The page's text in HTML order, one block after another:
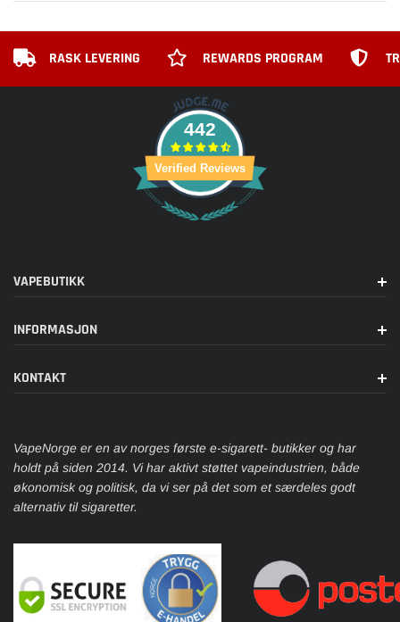
RASK LEVERING REWARDS PROGRAM
442
Verified Reviews
VAPEBUTIKK
INFORMASJON
KONTAKT
VapeNorge er en av norges første e-sigarett- butikker og har
holdt på siden 2014. Vi har aktivt støttet vapeindustrien, både
økonomisk og politisk, da vi ser på det som et særdeles godt
alternativ til sigaretter.